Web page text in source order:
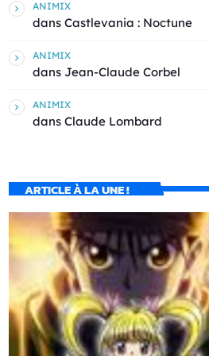
ANIMIX
dans Castlevania : Noctune
ANIMIX
dans Jean-Claude Corbel
ANIMIX
dans Claude Lombard
ARTICLE À LA UNE !